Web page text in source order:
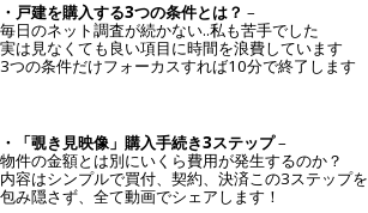
・戸建を購入する3つの条件とは？ –
毎日のネット調査が続かない..私も苦手でした
実は見なくても良い項目に時間を浪費しています
3つの条件だけフォーカスすれば10分で終了します
・「覗き見映像」購入手続き3ステップ–
物件の金額とは別にいくら費用が発生するのか？
内容はシンプルで買付、契約、決済この3ステップを
包み隠さず、全て動画でシェアします！